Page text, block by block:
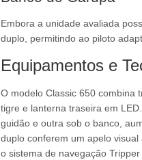
Embora a unidade avaliada
duplo, permitindo ao piloto
Equipamentos e
O modelo Classic 650 combina
tigre e lanterna traseira em
guidão e outra sob o banco,
duplo conferem um apelo
o sistema de navegação